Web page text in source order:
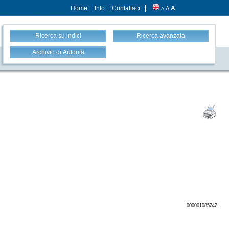
Home Info Contattaci A A A
Ricerca su indici Ricerca avanzata
Archivio di Autorità